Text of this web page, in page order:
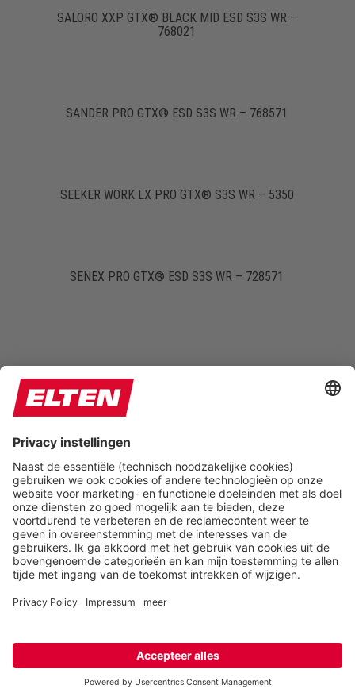
SALORO XXP GTX® BLACK MID ESD S3S WR –
768021
SANDER PRO GTX® ESD S3S WR – 768571
SEEKER WORK LX PRO GTX® S3S WR – 5350
SENEX PRO GTX® ESD S3S WR – 728571
STEFANO XXSG BOA® GTX® BLACK-BLUE LOW ESD
S3S WR – 728751
STEFANO XXSG BOA® GTX® BLACK-BLUE MID ESD
S3S WR – 768751
STEWART XXG PRO GTX® BLACK-GREEN LOW ESD